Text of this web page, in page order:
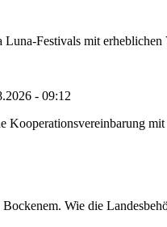
Festivals mit
- 09:12
Wie die